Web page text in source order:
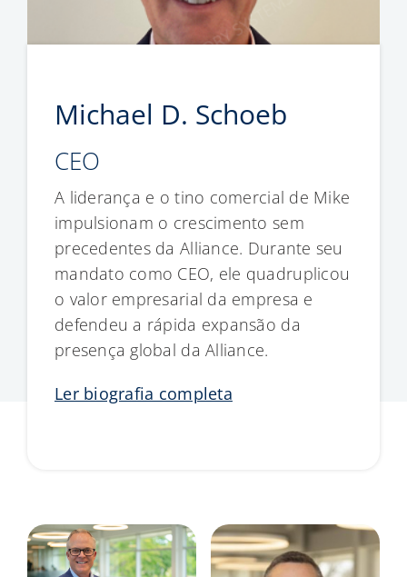
Michael D. Schoeb
CEO
A liderança e o tino comercial de Mike
impulsionam o crescimento sem
precedentes da Alliance. Durante seu
mandato como CEO, ele quadruplicou
o valor empresarial da empresa e
defendeu a rápida expansão da
presença global da Alliance.
Ler biografia completa